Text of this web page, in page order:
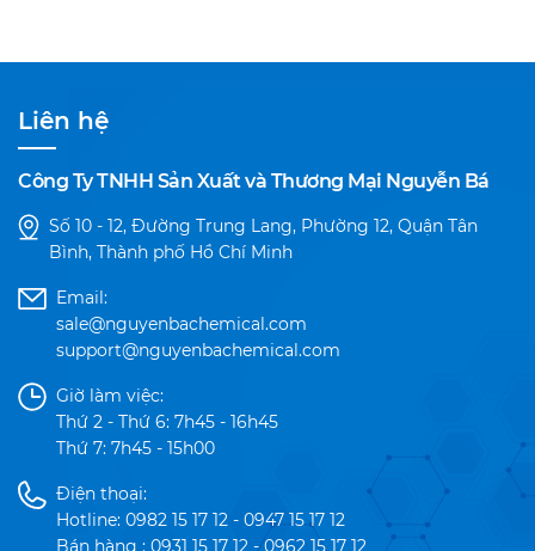
Liên hệ
Công Ty TNHH Sản Xuất và Thương Mại Nguyễn Bá
Số 10 - 12, Đường Trung Lang, Phường 12, Quận Tân
Bình, Thành phố Hồ Chí Minh
Email:
sale@nguyenbachemical.com
support@nguyenbachemical.com
Giờ làm việc:
Thứ 2 - Thứ 6: 7h45 - 16h45
Thứ 7: 7h45 - 15h00
Điện thoại:
Hotline: 0982 15 17 12 - 0947 15 17 12
Bán hàng : 0931 15 17 12 - 0962 15 17 12